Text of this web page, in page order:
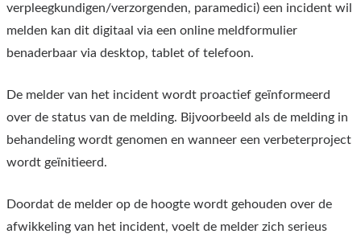
verpleegkundigen/verzorgenden, paramedici) een incident wil
melden kan dit digitaal via een online meldformulier
benaderbaar via desktop, tablet of telefoon.
De melder van het incident wordt proactief geïnformeerd
over de status van de melding. Bijvoorbeeld als de melding in
behandeling wordt genomen en wanneer een verbeterproject
wordt geïnitieerd.
Doordat de melder op de hoogte wordt gehouden over de
afwikkeling van het incident, voelt de melder zich serieus